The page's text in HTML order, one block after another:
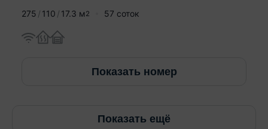
275 110 17.3 м2 57 соток
Показать номер
Показать ещё